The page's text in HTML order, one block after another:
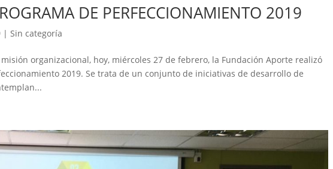
DE PERFECCIONAMIENTO 2019
| Sin categoría
organizacional, hoy, miércoles 27 de febrero, la Fundación Aporte realizó
2019. Se trata de un conjunto de iniciativas de desarrollo de